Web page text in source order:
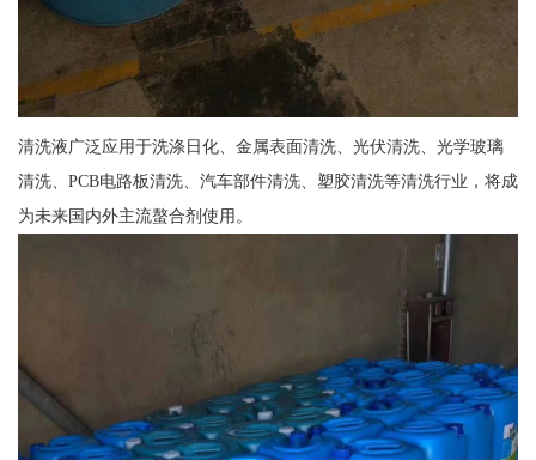
清洗液广泛应用于洗涤日化、金属表面清洗、光伏清洗、光学玻璃
清洗、PCB电路板清洗、汽车部件清洗、塑胶清洗等清洗行业，将成
为未来国内外主流螯合剂使用。